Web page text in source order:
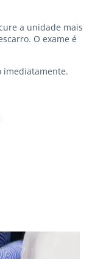
a unidade mais
O exame é
imediatamente.